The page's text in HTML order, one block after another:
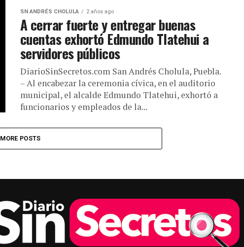
SN ANDRÉS CHOLULA 2 años ago
A cerrar fuerte y entregar buenas
cuentas exhortó Edmundo Tlatehui a
servidores públicos
DiarioSinSecretos.com San Andrés Cholula, Puebla.
– Al encabezar la ceremonia cívica, en el auditorio
municipal, el alcalde Edmundo Tlatehui, exhortó a
funcionarios y empleados de la...
MORE POSTS